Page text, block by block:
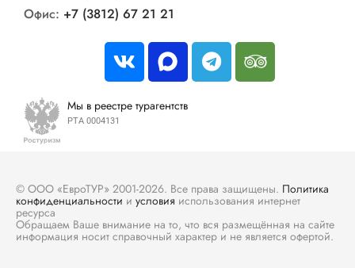
Офис: +7 (3812) 67 21 21
Мы в реестре турагентств
РТА 0004131
© ООО «ЕвроТУР» 2001-2026. Все права защищены. Политика
конфиденциальности и условия использования интернет
ресурса
Обращаем Ваше внимание на то, что вся размещённая на сайте
информация носит справочный характер и не является офертой.